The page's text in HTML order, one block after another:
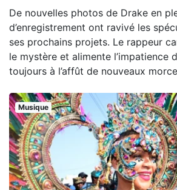
De nouvelles photos de Drake en
d’enregistrement ont ravivé les
ses prochains projets. Le rappeur
le mystère et alimente l’impatience
toujours à l’affût de nouveaux
Musique